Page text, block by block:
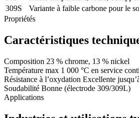
309S
Variante à faible carbone pour le
Propriétés
Caractéristiques
Composition 23 % chrome, 13 % nickel
Température max 1 000 °C en service
Résistance à l’oxydation Excellente
Soudabilité Bonne (électrode 309/309L)
Applications